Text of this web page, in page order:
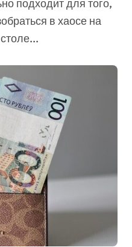
в хаосе на